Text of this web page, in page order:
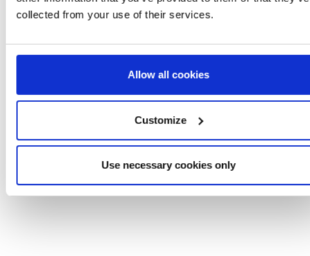
collected from your use of their services.
Allow all cookies
Customize
Use necessary cookies only